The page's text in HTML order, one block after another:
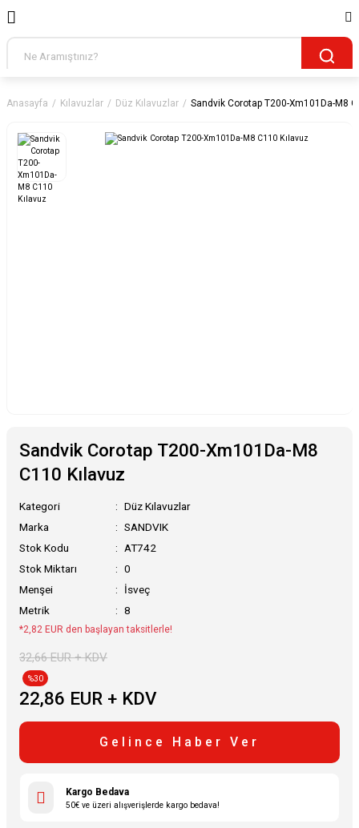
Anasayfa Kılavuzlar Düz Kılavuzlar Sandvik Corotap T200-Xm101Da-M8
Sandvik Corotap T200-Xm101Da-M8
C110 Kılavuz
Kategori
Düz Kılavuzlar
Marka
SANDVIK
Stok Kodu
AT742
Stok Miktarı
0
Menşei
İsveç
Metrik
8
*2,82 EUR den başlayan taksitlerle!
32,66 EUR + KDV
%30
22,86 EUR + KDV
Gelince Haber Ver
Kargo Bedava
50€ ve üzeri alışverişlerde kargo bedava!